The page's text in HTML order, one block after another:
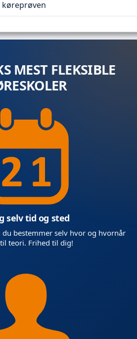
køreprøven
MEST FLEKSIBLE
selv tid og sted
bestemmer selv hvor og hvornår
teori. Frihed til dig!